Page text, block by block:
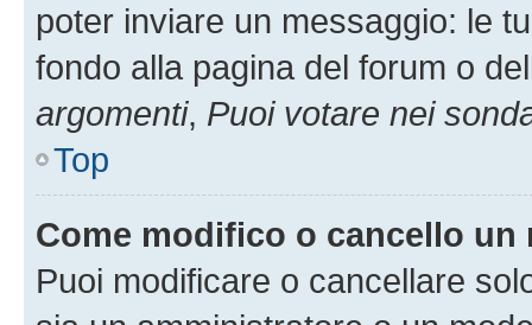
poter inviare un messaggio: le
fondo alla pagina del forum o
argomenti, Puoi votare nei
Top
Come modifico o cancello un
Puoi modificare o cancellare